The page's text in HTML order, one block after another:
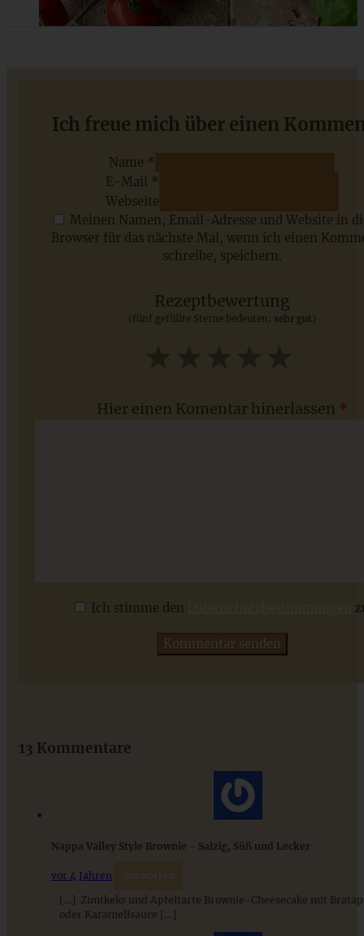
Klassischer cremiger Käsekuchen nach Papas Rezept
Saisonale Rezepte im Juli - meine 7 sommerlichen
13 Kommentare
Nappa Valley Style Brownie - Salzig, Süß und Lecker
vor 4 Jahren Antworten
[…] Zimtkeks und Apfeltarte Brownie-Cheesecake mit
oder Karamellsauce […]
Ich freue mich über einen
Name *
E-Mail *
Webseite
Meinen Namen, Email-Adresse und Website in
Browser für das nächste Mal, wenn ich einen
schreibe, speichern.
Rezeptbewertung
(fünf gefüllte Sterne bedeuten: sehr gut )
Hier einen Komentar hinerlassen *
Ich stimme den